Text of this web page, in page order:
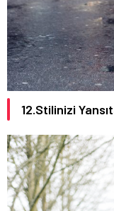
12.Stilinizi